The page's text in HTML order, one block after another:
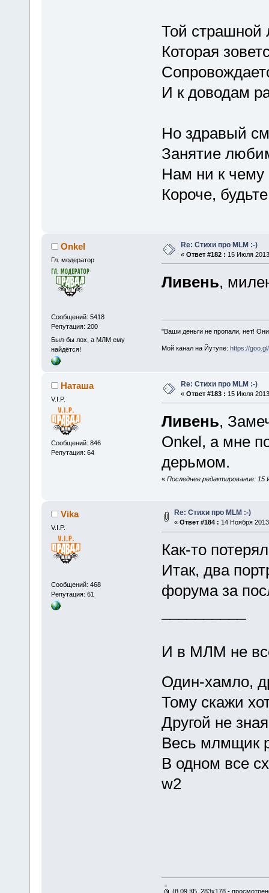
Той страшной
Которая
И к доводам
Но здравый
Занятие
Нам ни к
Короче,
Onkel
Гл. модератор
Сообщений: 5418
Репутация: 200
Был-бы лох, а МЛМ ему
найдётся!
Re: Стихи про MLM :-)
« Ответ #182 : 15 Июля
Ливень,
"Ваши деньги не пропали, нет!
Мой канал на Йутупе: https://
Наташа
V.I.P.
Сообщений: 846
Репутация: 64
Re: Стихи про MLM :-)
« Ответ #183 : 15 Июля
Ливень,
Onkel, а мне
дерьмом.
« Последнее редактирование:
Vika
V.I.P.
Сообщений: 468
Репутация: 61
Re: Стихи про MLM :-)
« Ответ #184 : 14 Ноября
Как-то
Итак, два
форума за
И в МЛМ не
Один-хамло,
Тому скажи
Другой не
Весь млмщик
В одном все
w2
(8.09 КБ, 283x178 -